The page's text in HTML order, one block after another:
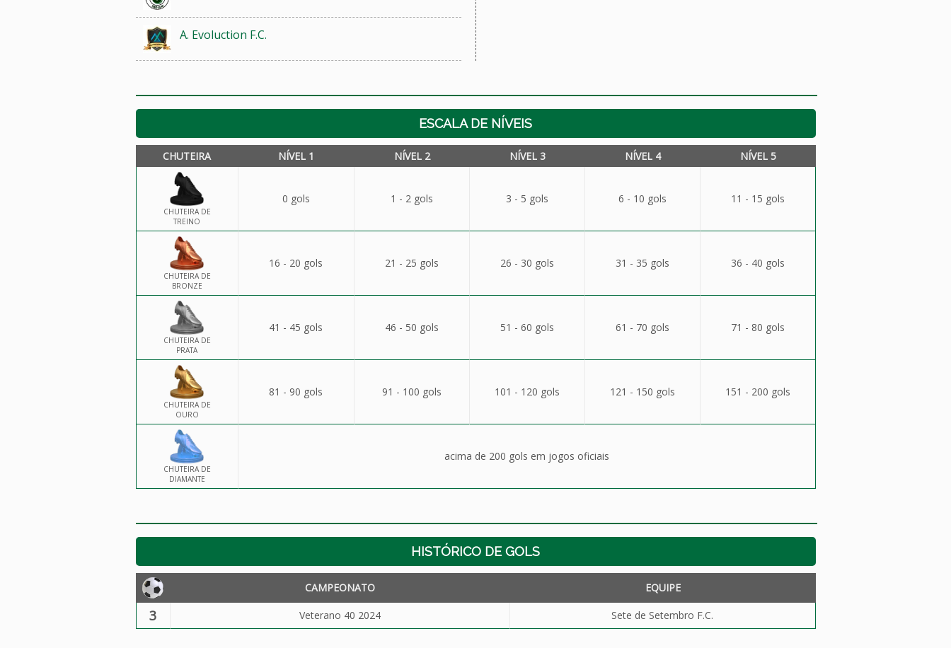
A. Evoluction F.C.
ESCALA DE NÍVEIS
CHUTEIRA NÍVEL 1 NÍVEL 2 NÍVEL 3 NÍVEL 4 NÍVEL 5
CHUTEIRA DE
TREINO
0 gols 1 - 2 gols 3 - 5 gols 6 - 10 gols 11 - 15 gols
CHUTEIRA DE
BRONZE
16 - 20 gols 21 - 25 gols 26 - 30 gols 31 - 35 gols 36 - 40 gols
CHUTEIRA DE
PRATA
41 - 45 gols 46 - 50 gols 51 - 60 gols 61 - 70 gols 71 - 80 gols
CHUTEIRA DE
OURO
81 - 90 gols 91 - 100 gols 101 - 120 gols 121 - 150 gols 151 - 200 gols
CHUTEIRA DE
DIAMANTE
acima de 200 gols em jogos oficiais
HISTÓRICO DE GOLS
CAMPEONATO EQUIPE
3 Veterano 40 2024 Sete de Setembro F.C.